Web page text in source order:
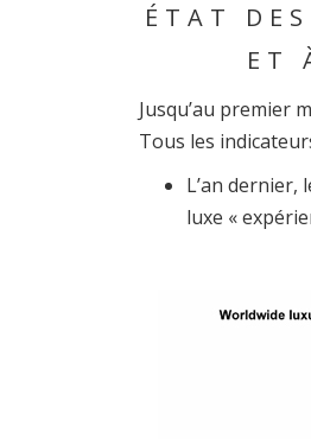
ÉTAT
ET
Jusqu’au premier
Tous les
L’an dernier,
luxe «